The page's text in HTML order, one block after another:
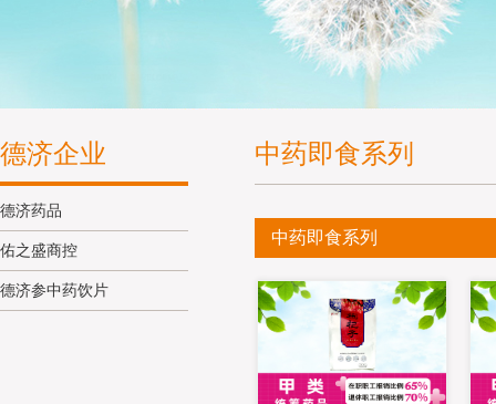
德济企业
德济药品
佑之盛商控
德济参中药饮片
中药即食系列
中药即食系列